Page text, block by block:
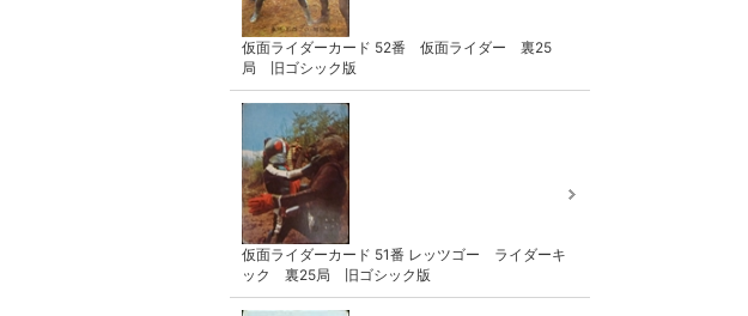
仮面ライダーカード 52番 仮面ライダー 裏25
局 旧ゴシック版
仮面ライダーカード 51番 レッツゴー ライダーキ
ック 裏25局 旧ゴシック版